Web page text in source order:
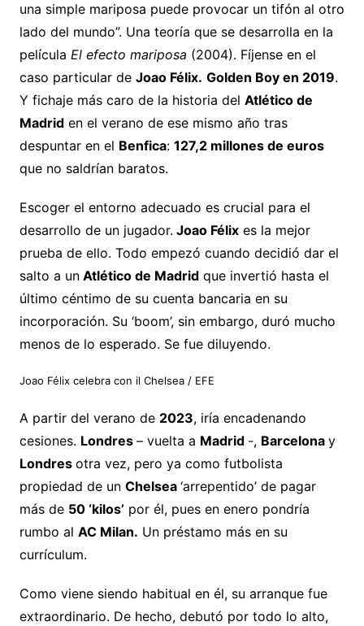
una simple mariposa puede provocar un tifón al otro
lado del mundo”. Una teoría que se desarrolla en la
película El efecto mariposa (2004). Fíjense en el
caso particular de Joao Félix. Golden Boy en 2019.
Y fichaje más caro de la historia del Atlético de
Madriden el verano de ese mismo año tras
despuntar en el Benfica: 127,2 millones de euros
que no saldrían baratos.
Escoger el entorno adecuado es crucial para el
desarrollo de un jugador. Joao Félixes la mejor
prueba de ello. Todo empezó cuando decidió dar el
salto a un Atlético de Madridque invertió hasta el
último céntimo de su cuenta bancaria en su
incorporación. Su ‘boom’, sin embargo, duró mucho
menos de lo esperado. Se fue diluyendo.
Joao Félix celebra con il Chelsea / EFE
A partir del verano de 2023, iría encadenando
cesiones. Londres – vuelta a Madrid -, Barcelona y
Londres otra vez, pero ya como futbolista
propiedad de un Chelsea ‘arrepentido’ de pagar
más de 50 ‘kilos’ por él, pues en enero pondría
rumbo al AC Milan. Un préstamo más en su
currículum.
Como viene siendo habitual en él, su arranque fue
extraordinario. De hecho, debutó por todo lo alto,